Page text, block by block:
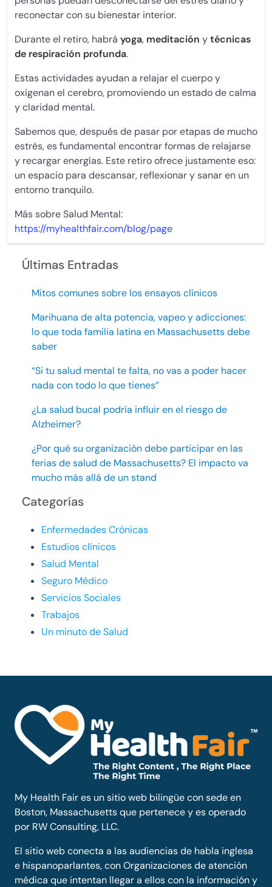
reconectar con su bienestar interior.
Durante el retiro, habrá yoga, meditación ytécnicas
de respiración profunda.
Estas actividades ayudan a relajar el cuerpo y
oxigenan el cerebro, promoviendo un estado de calma
y claridad mental.
Sabemos que, después de pasar por etapas de mucho
estrés, es fundamental encontrar formas de relajarse
y recargar energías. Este retiro ofrece justamente eso:
un espacio para descansar, reflexionar y sanar en un
entorno tranquilo.
Más sobre Salud Mental:
https://myhealthfair.com/blog/page
Últimas Entradas
Mitos comunes sobre los ensayos clínicos
Marihuana de alta potencia, vapeo y adicciones:
lo que toda familia latina en Massachusetts debe
saber
“Si tu salud mental te falta, no vas a poder hacer
nada con todo lo que tienes”
¿La salud bucal podría influir en el riesgo de
Alzheimer?
¿Por qué su organización debe participar en las
ferias de salud de Massachusetts? El impacto va
mucho más allá de un stand
Categorías
Enfermedades Crónicas
Estudios clínicos
Salud Mental
Seguro Médico
Servicios Sociales
Trabajos
Un minuto de Salud
My Health Fair es un sitio web bilingüe con sede en
Boston, Massachusetts que pertenece y es operado
por RW Consulting, LLC.
El sitio web conecta a las audiencias de habla inglesa
e hispanoparlantes, con Organizaciones de atención
médica que intentan llegar a ellos con la información y